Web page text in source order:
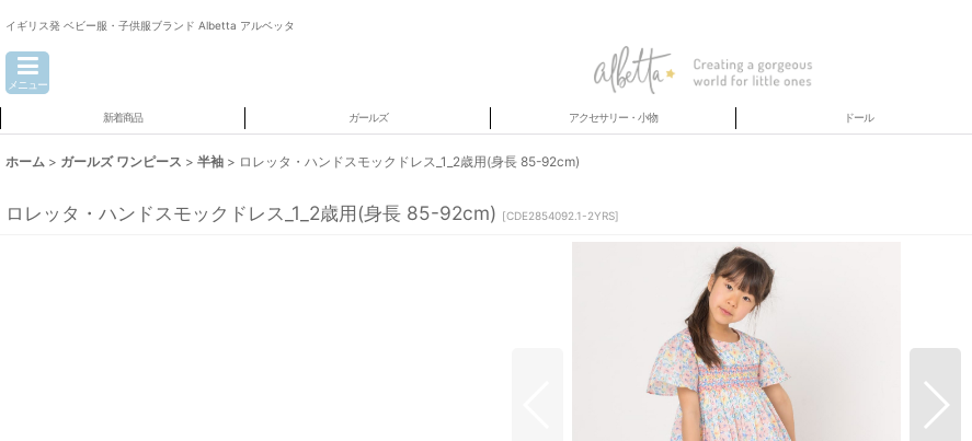
イギリス発 ベビー服・子供服ブランド Albetta アルベッタ
メニュー
新着商品 ガールズ アクセサリー・小物 ドール
ホーム > ガールズ ワンピース > 半袖 > ロレッタ・ハンドスモックドレス_1_2歳用(身長 85-92cm)
ロレッタ・ハンドスモックドレス_1_2歳用(身長 85-92cm) [CDE2854092.1-2YRS]